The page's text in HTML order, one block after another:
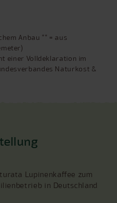
Anbau ** = aus
einer Volldeklaration im
Naturkost &
Lupinenkaffee zum
in Deutschland